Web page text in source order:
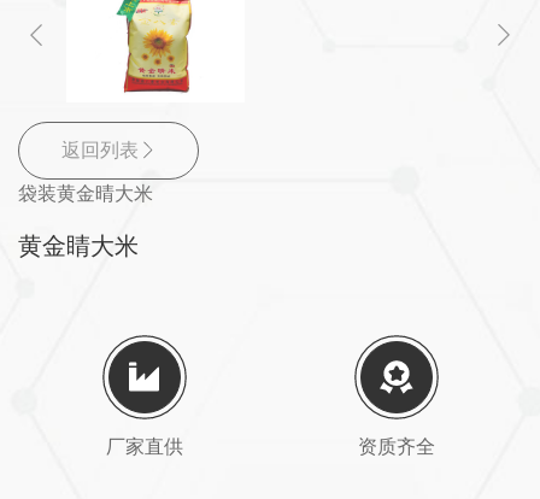
返回列表
袋装黄金晴大米
黄金睛大米
厂家直供 资质齐全